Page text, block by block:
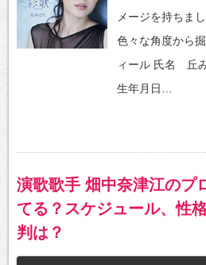
メージを持ちま
色々な角度から
ィール 氏名 丘
生年月日…
演歌歌手 畑中奈津江のプ
てる？スケジュール、性
判は？